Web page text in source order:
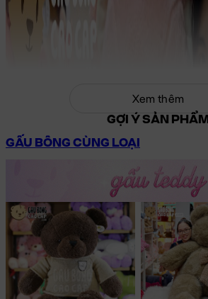
Xem thêm
GỢI Ý SẢN PHẨM
GẤU BÔNG CÙNG LOẠI